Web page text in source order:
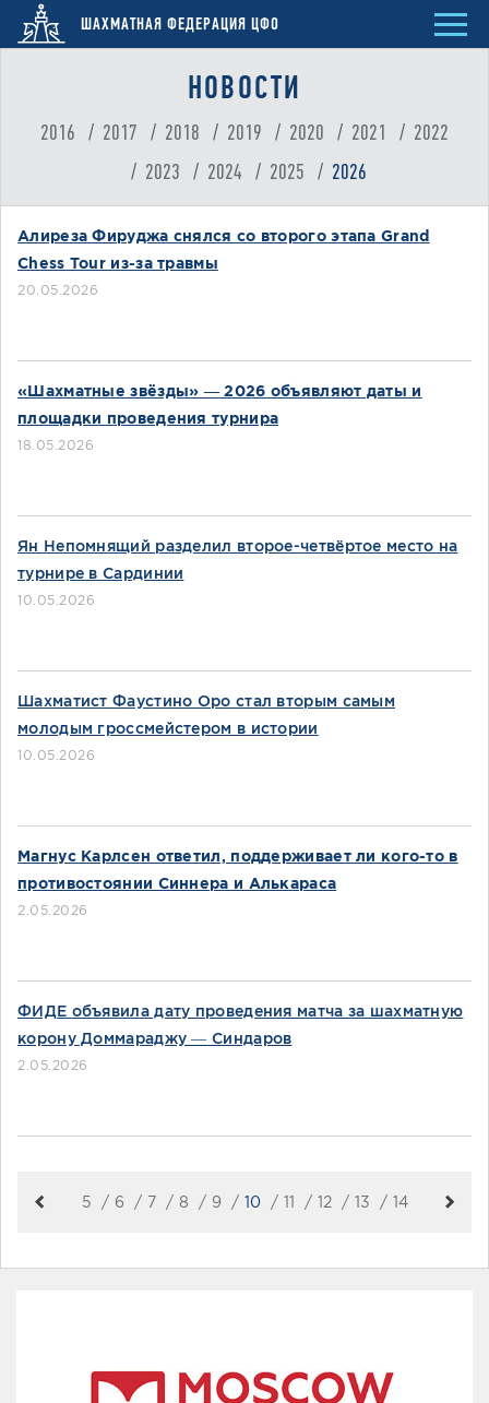
ШАХМАТНАЯ ФЕДЕРАЦИЯ ЦФО
НОВОСТИ
2016 2017 2018 2019 2020 2021
2022
2023
2024 2025 2026
Алиреза Фируджа снялся со второго этапа Grand
Chess Tour из-за травмы
20.05.2026
«Шахматные звёзды» — 2026 объявляют даты и
площадки проведения турнира
18.05.2026
Ян Непомнящий разделил второе-четвёртое место на
турнире в Сардинии
10.05.2026
Шахматист Фаустино Оро стал вторым самым
молодым гроссмейстером в истории
10.05.2026
Магнус Карлсен ответил, поддерживает ли кого-то в
противостоянии Синнера и Алькараса
2.05.2026
ФИДЕ объявила дату проведения матча за шахматную
корону Доммараджу — Синдаров
2.05.2026
5 6 7 8 9 10 11 12 13 14